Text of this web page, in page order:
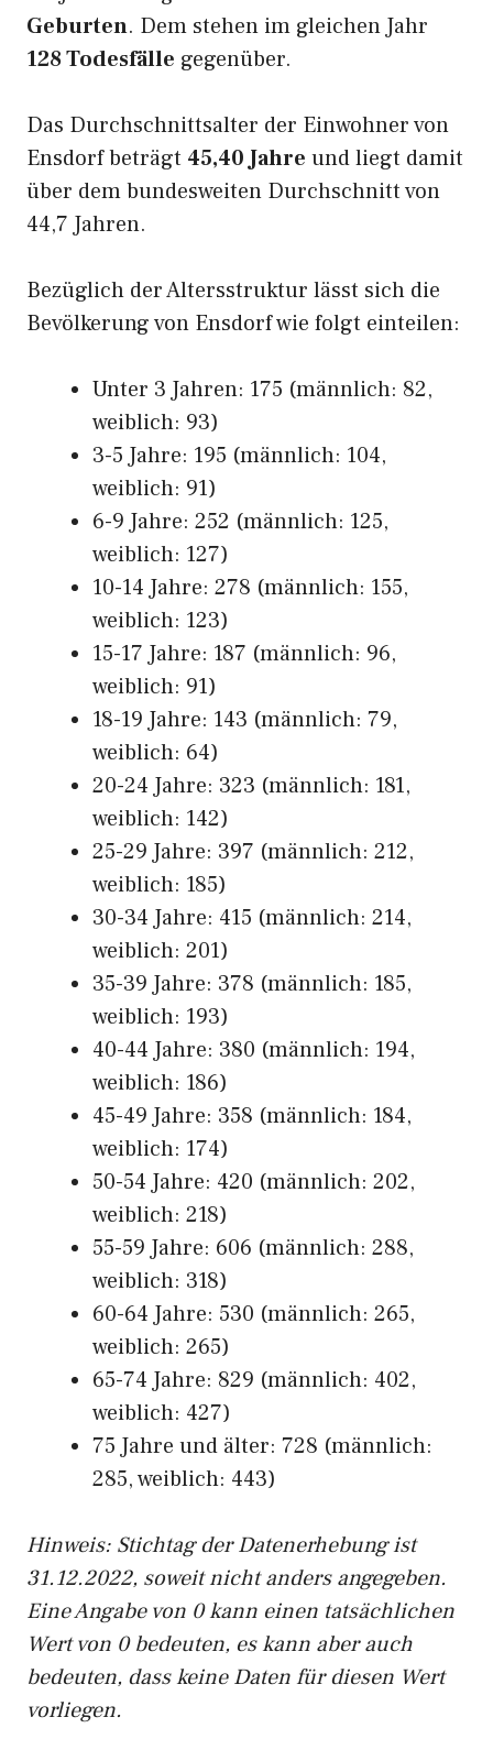
Geburten. Dem stehen im gleichen Jahr
128 Todesfälle gegenüber.
Das Durchschnittsalter der Einwohner von
Ensdorf beträgt 45,40 Jahre und liegt damit
über dem bundesweiten Durchschnitt von
44,7 Jahren.
Bezüglich der Altersstruktur lässt sich die
Bevölkerung von Ensdorf wie folgt einteilen:
Unter 3 Jahren: 175 (männlich: 82,
weiblich: 93)
3-5 Jahre: 195 (männlich: 104,
weiblich: 91)
6-9 Jahre: 252 (männlich: 125,
weiblich: 127)
10-14 Jahre: 278 (männlich: 155,
weiblich: 123)
15-17 Jahre: 187 (männlich: 96,
weiblich: 91)
18-19 Jahre: 143 (männlich: 79,
weiblich: 64)
20-24 Jahre: 323 (männlich: 181,
weiblich: 142)
25-29 Jahre: 397 (männlich: 212,
weiblich: 185)
30-34 Jahre: 415 (männlich: 214,
weiblich: 201)
35-39 Jahre: 378 (männlich: 185,
weiblich: 193)
40-44 Jahre: 380 (männlich: 194,
weiblich: 186)
45-49 Jahre: 358 (männlich: 184,
weiblich: 174)
50-54 Jahre: 420 (männlich: 202,
weiblich: 218)
55-59 Jahre: 606 (männlich: 288,
weiblich: 318)
60-64 Jahre: 530 (männlich: 265,
weiblich: 265)
65-74 Jahre: 829 (männlich: 402,
weiblich: 427)
75 Jahre und älter: 728 (männlich:
285, weiblich: 443)
Hinweis: Stichtag der Datenerhebung ist
31.12.2022, soweit nicht anders angegeben.
Eine Angabe von 0 kann einen tatsächlichen
Wert von 0 bedeuten, es kann aber auch
bedeuten, dass keine Daten für diesen Wert
vorliegen.